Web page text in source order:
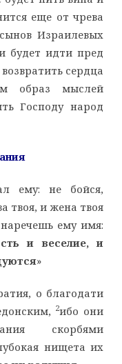
еще от чрева
Израилевых
будет идти пред
сердца
образ мыслей
Господу народ
ему: не бойся,
твоя, и жена твоя
ему имя:
и веселие, и
»
о благодати
2ибо они
скорбями
нищета их